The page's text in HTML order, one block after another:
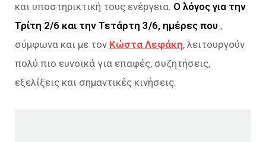
και υποστηρικτική τους ενέργεια. Ο λόγος για την
Τρίτη 2/6 και την Τετάρτη 3/6, ημέρες που ,
σύμφωνα και με τον Κώστα Λεφάκη, λειτουργούν
πολύ πιο ευνοϊκά για επαφές, συζητήσεις,
εξελίξεις και σημαντικές κινήσεις.